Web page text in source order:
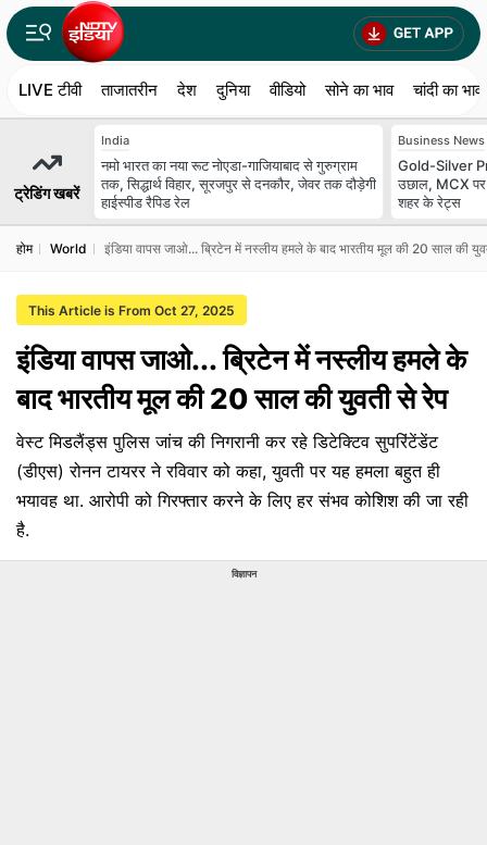
LIVE टीवी ताजातरीन देश दुनिया वीडियो सोने का भाव चांदी का भाव
ट्रेडिंग खबरें
India
नमो भारत का नया रूट नोएडा-गाजियाबाद से गुरुग्राम
तक, सिद्धार्थ विहार, सूरजपुर से दनकौर, जेवर तक दौड़ेगी
हाईस्पीड रैपिड रेल
Business News
Gold-Silver
उछाल, MCX पर
शहर के रेट्स
होम World इंडिया वापस जाओ... ब्रिटेन में नस्लीय हमले के बाद भारतीय मूल की 20 साल की
This Article is From Oct 27, 2025
इंडिया वापस जाओ... ब्रिटेन में नस्लीय हमले के
बाद भारतीय मूल की 20 साल की युवती से रेप
वेस्ट मिडलैंड्स पुलिस जांच की निगरानी कर रहे डिटेक्टिव सुपरिंटेंडेंट
(डीएस) रोनन टायरर ने रविवार को कहा, युवती पर यह हमला बहुत ही
भयावह था. आरोपी को गिरफ्तार करने के लिए हर संभव कोशिश की जा रही
है.
विज्ञापन